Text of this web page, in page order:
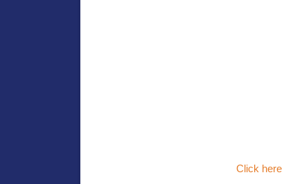
Click here